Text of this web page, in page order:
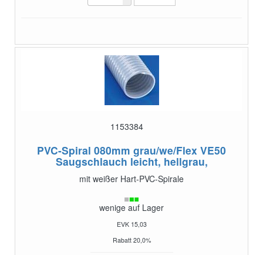
1153384
PVC-Spiral 080mm grau/we/Flex VE50
Saugschlauch leicht, hellgrau,
mit weißer Hart-PVC-Spirale
wenige auf Lager
EVK 15,03
Rabatt 20,0%